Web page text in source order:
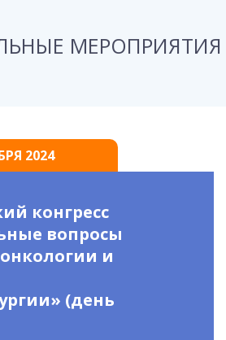
МЕРОПРИЯТИЯ
2024
конгресс
вопросы
и
(день